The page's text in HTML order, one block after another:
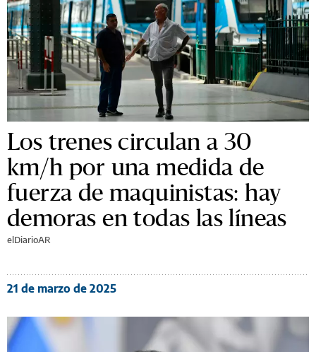
Los trenes circulan a 30
km/h por una medida de
fuerza de maquinistas: hay
demoras en todas las líneas
elDiarioAR
21 de marzo de 2025